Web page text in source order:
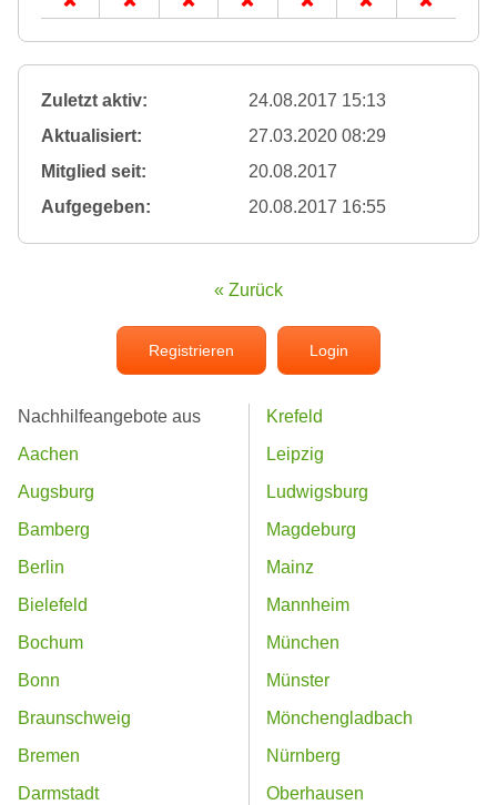
Zuletzt aktiv:
24.08.2017 15:13
Aktualisiert:
27.03.2020 08:29
Mitglied seit:
20.08.2017
Aufgegeben:
20.08.2017 16:55
« Zurück
Registrieren Login
Nachhilfeangebote aus
Aachen
Augsburg
Bamberg
Berlin
Bielefeld
Bochum
Bonn
Braunschweig
Bremen
Darmstadt
Krefeld
Leipzig
Ludwigsburg
Magdeburg
Mainz
Mannheim
München
Münster
Mönchengladbach
Nürnberg
Oberhausen